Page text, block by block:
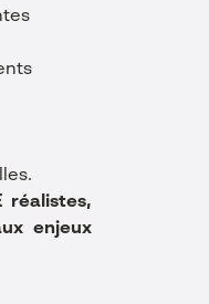
réalistes,
enjeux